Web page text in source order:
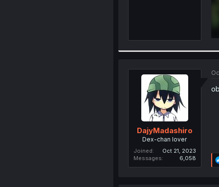
DajyMadashiro
Dex-chan lover
Joined
Oct 21, 2023
Messages
6,058